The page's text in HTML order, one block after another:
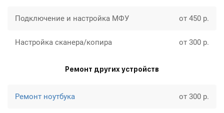
Подключение и настройка МФУ от 450 р.
Настройка сканера/копира от 300 р.
Ремонт других устройств
Ремонт ноутбука от 300 р.